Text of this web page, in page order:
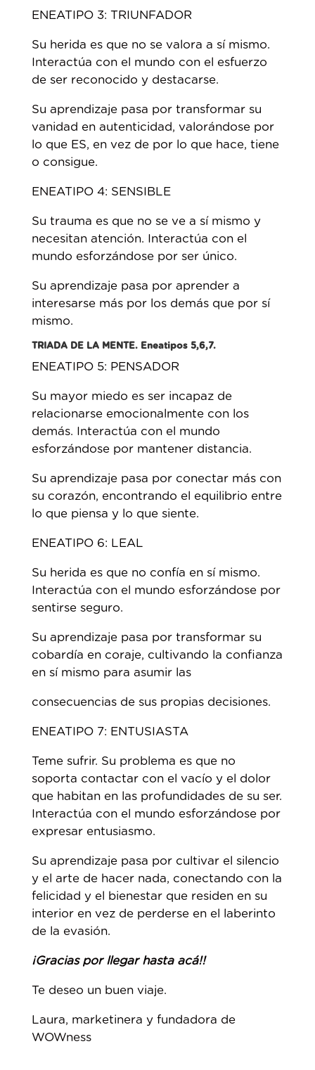
ENEATIPO 3: TRIUNFADOR
Su herida es que no se valora a sí mismo.
Interactúa con el mundo con el esfuerzo
de ser reconocido y destacarse.
Su aprendizaje pasa por transformar su
vanidad en autenticidad, valorándose por
lo que ES, en vez de por lo que hace, tiene
o consigue.
ENEATIPO 4: SENSIBLE
Su trauma es que no se ve a sí mismo y
necesitan atención. Interactúa con el
mundo esforzándose por ser único.
Su aprendizaje pasa por aprender a
interesarse más por los demás que por sí
mismo.
TRIADA DE LA MENTE. Eneatipos 5,6,7.
ENEATIPO 5: PENSADOR
Su mayor miedo es ser incapaz de
relacionarse emocionalmente con los
demás. Interactúa con el mundo
esforzándose por mantener distancia.
Su aprendizaje pasa por conectar más con
su corazón, encontrando el equilibrio entre
lo que piensa y lo que siente.
ENEATIPO 6: LEAL
Su herida es que no confía en sí mismo.
Interactúa con el mundo esforzándose por
sentirse seguro.
Su aprendizaje pasa por transformar su
cobardía en coraje, cultivando la confianza
en sí mismo para asumir las
consecuencias de sus propias decisiones.
ENEATIPO 7: ENTUSIASTA
Teme sufrir. Su problema es que no
soporta contactar con el vacío y el dolor
que habitan en las profundidades de su ser.
Interactúa con el mundo esforzándose por
expresar entusiasmo.
Su aprendizaje pasa por cultivar el silencio
y el arte de hacer nada, conectando con la
felicidad y el bienestar que residen en su
interior en vez de perderse en el laberinto
de la evasión.
¡Gracias por llegar hasta acá!!
Te deseo un buen viaje.
Laura, marketinera y fundadora de
WOWness